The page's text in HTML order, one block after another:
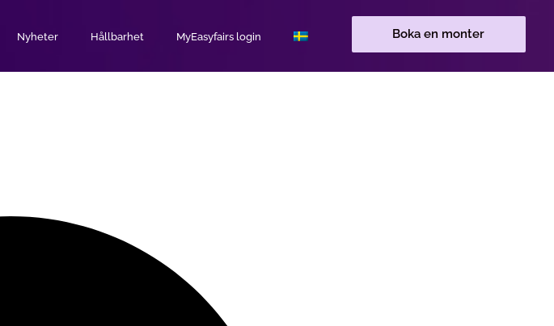
Nyheter Hållbarhet MyEasyfairs login Boka en monter